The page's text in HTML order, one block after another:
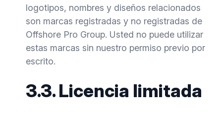
logotipos, nombres y diseños relacionados
son marcas registradas y no registradas de
Offshore Pro Group. Usted no puede utilizar
estas marcas sin nuestro permiso previo por
escrito.
3.3. Licencia limitada